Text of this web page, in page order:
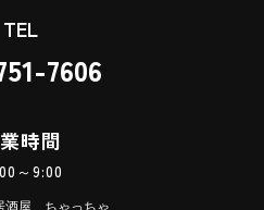
TEL
7606
時間
～9:00
酒屋 ちゃっちゃ